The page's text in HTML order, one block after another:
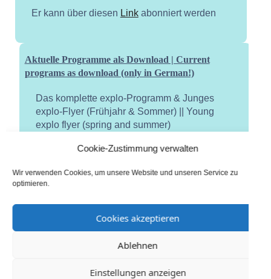
Cookie-Zustimmung verwalten
Wir verwenden Cookies, um unsere Website und unseren Service zu
optimieren.
Cookies akzeptieren
Ablehnen
Einstellungen anzeigen
Er kann über diesen Linkabonniert werden
Aktuelle Programme als Download | Current
programs as download (only in German!)
Das komplette explo-Programm & Junges
explo-Flyer (Frühjahr & Sommer) || Young
explo flyer (spring and summer)